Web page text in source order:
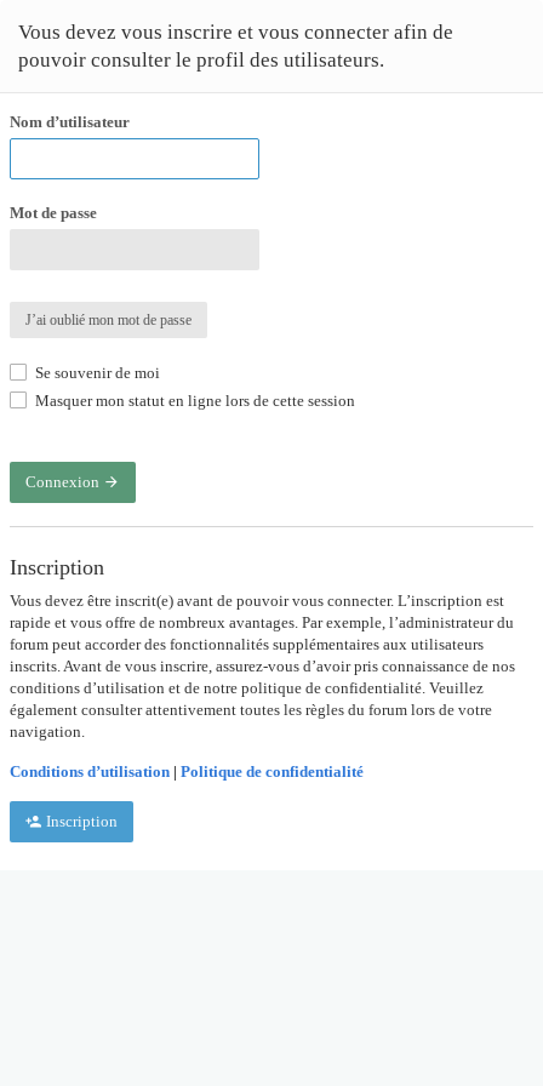
Vous devez vous inscrire et vous connecter afin de
pouvoir consulter le profil des utilisateurs.
Nom d’utilisateur
Mot de passe
J’ai oublié mon mot de passe
Se souvenir de moi
Masquer mon statut en ligne lors de cette session
Connexion
Inscription
Vous devez être inscrit(e) avant de pouvoir vous connecter. L’inscription est
rapide et vous offre de nombreux avantages. Par exemple, l’administrateur du
forum peut accorder des fonctionnalités supplémentaires aux utilisateurs
inscrits. Avant de vous inscrire, assurez-vous d’avoir pris connaissance de nos
conditions d’utilisation et de notre politique de confidentialité. Veuillez
également consulter attentivement toutes les règles du forum lors de votre
navigation.
Conditions d’utilisation | Politique de confidentialité
Inscription